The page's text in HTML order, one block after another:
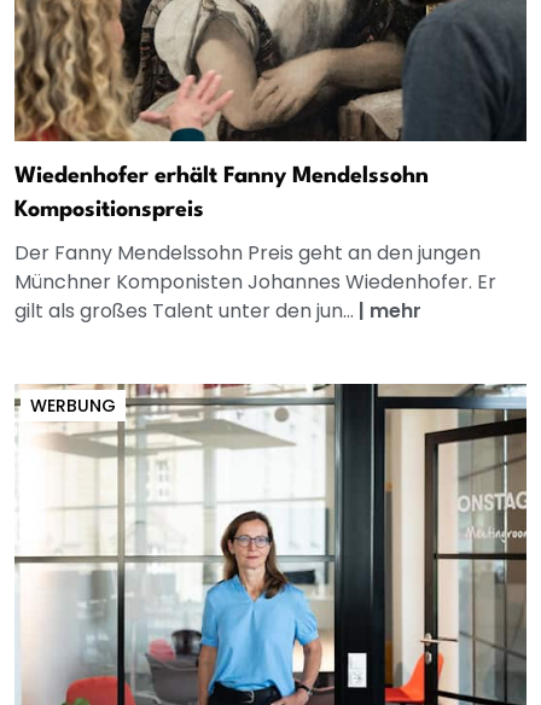
Wiedenhofer erhält Fanny Mendelssohn
Kompositionspreis
Der Fanny Mendelssohn Preis geht an den jungen
Münchner Komponisten Johannes Wiedenhofer. Er
gilt als großes Talent unter den jun... | mehr
WERBUNG